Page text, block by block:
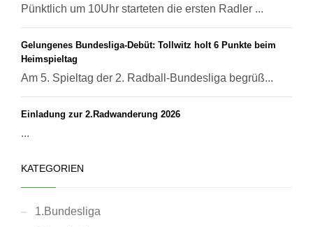
Pünktlich um 10Uhr starteten die ersten Radler ...
Gelungenes Bundesliga-Debüt: Tollwitz holt 6 Punkte beim
Heimspieltag
Am 5. Spieltag der 2. Radball-Bundesliga begrüß...
Einladung zur 2.Radwanderung 2026
...
KATEGORIEN
1.Bundesliga